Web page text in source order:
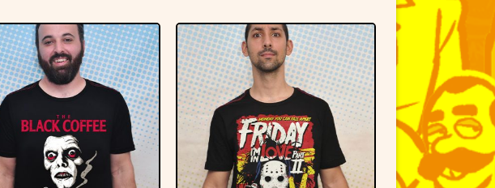
Adicionar
à lista de
desejos
Adicionar
à lista de
desejos